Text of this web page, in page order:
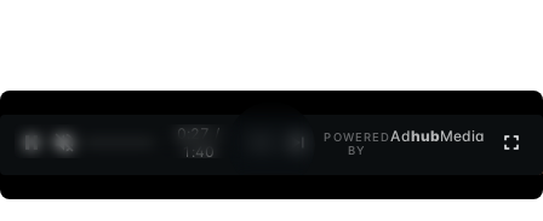
0:27 /
1:40
POWERED
BY
AdhubMedia